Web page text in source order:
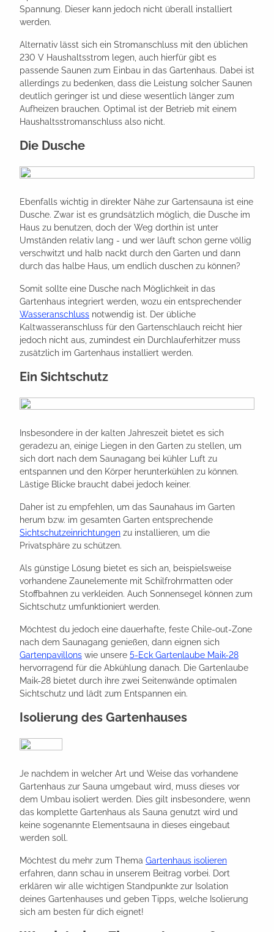
Spannung. Dieser kann jedoch nicht überall installiert
werden.
Alternativ lässt sich ein Stromanschluss mit den üblichen
230 V Haushaltsstrom legen, auch hierfür gibt es
passende Saunen zum Einbau in das Gartenhaus. Dabei ist
allerdings zu bedenken, dass die Leistung solcher Saunen
deutlich geringer ist und diese wesentlich länger zum
Aufheizen brauchen. Optimal ist der Betrieb mit einem
Haushaltsstromanschluss also nicht.
Die Dusche
Ebenfalls wichtig in direkter Nähe zur Gartensauna ist eine
Dusche. Zwar ist es grundsätzlich möglich, die Dusche im
Haus zu benutzen, doch der Weg dorthin ist unter
Umständen relativ lang - und wer läuft schon gerne völlig
verschwitzt und halb nackt durch den Garten und dann
durch das halbe Haus, um endlich duschen zu können?
Somit sollte eine Dusche nach Möglichkeit in das
Gartenhaus integriert werden, wozu ein entsprechender
Wasseranschluss notwendig ist. Der übliche
Kaltwasseranschluss für den Gartenschlauch reicht hier
jedoch nicht aus, zumindest ein Durchlauferhitzer muss
zusätzlich im Gartenhaus installiert werden.
Ein Sichtschutz
Insbesondere in der kalten Jahreszeit bietet es sich
geradezu an, einige Liegen in den Garten zu stellen, um
sich dort nach dem Saunagang bei kühler Luft zu
entspannen und den Körper herunterkühlen zu können.
Lästige Blicke braucht dabei jedoch keiner.
Daher ist zu empfehlen, um das Saunahaus im Garten
herum bzw. im gesamten Garten entsprechende
Sichtschutzeinrichtungen zu installieren, um die
Privatsphäre zu schützen.
Als günstige Lösung bietet es sich an, beispielsweise
vorhandene Zaunelemente mit Schilfrohrmatten oder
Stoffbahnen zu verkleiden. Auch Sonnensegel können zum
Sichtschutz umfunktioniert werden.
Möchtest du jedoch eine dauerhafte, feste Chile-out-Zone
nach dem Saunagang genießen, dann eignen sich
Gartenpavillons wie unsere 5-Eck Gartenlaube Maik-28
hervorragend für die Abkühlung danach. Die Gartenlaube
Maik-28 bietet durch ihre zwei Seitenwände optimalen
Sichtschutz und lädt zum Entspannen ein.
Isolierung des Gartenhauses
Je nachdem in welcher Art und Weise das vorhandene
Gartenhaus zur Sauna umgebaut wird, muss dieses vor
dem Umbau isoliert werden. Dies gilt insbesondere, wenn
das komplette Gartenhaus als Sauna genutzt wird und
keine sogenannte Elementsauna in dieses eingebaut
werden soll.
Möchtest du mehr zum Thema Gartenhaus isolieren
erfahren, dann schau in unserem Beitrag vorbei. Dort
erklären wir alle wichtigen Standpunkte zur Isolation
deines Gartenhauses und geben Tipps, welche Isolierung
sich am besten für dich eignet!